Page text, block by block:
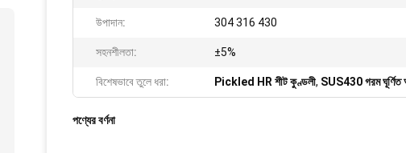
উপাদান: 304 316 430
সহনশীলতা: ±5%
বিশেষভাবে তুলে ধরা: Pickled HR শীট কুণ্ডলী, SUS430 গরম
পণ্যের বর্ণনা